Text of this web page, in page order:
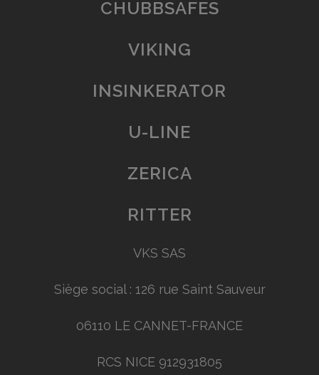
CHUBBSAFES
VIKING
INSINKERATOR
U-LINE
ZERICA
RITTER
VKS SAS
Siège social : 126 rue Saint Sauveur
06110 LE CANNET-FRANCE
RCS NICE 912931805